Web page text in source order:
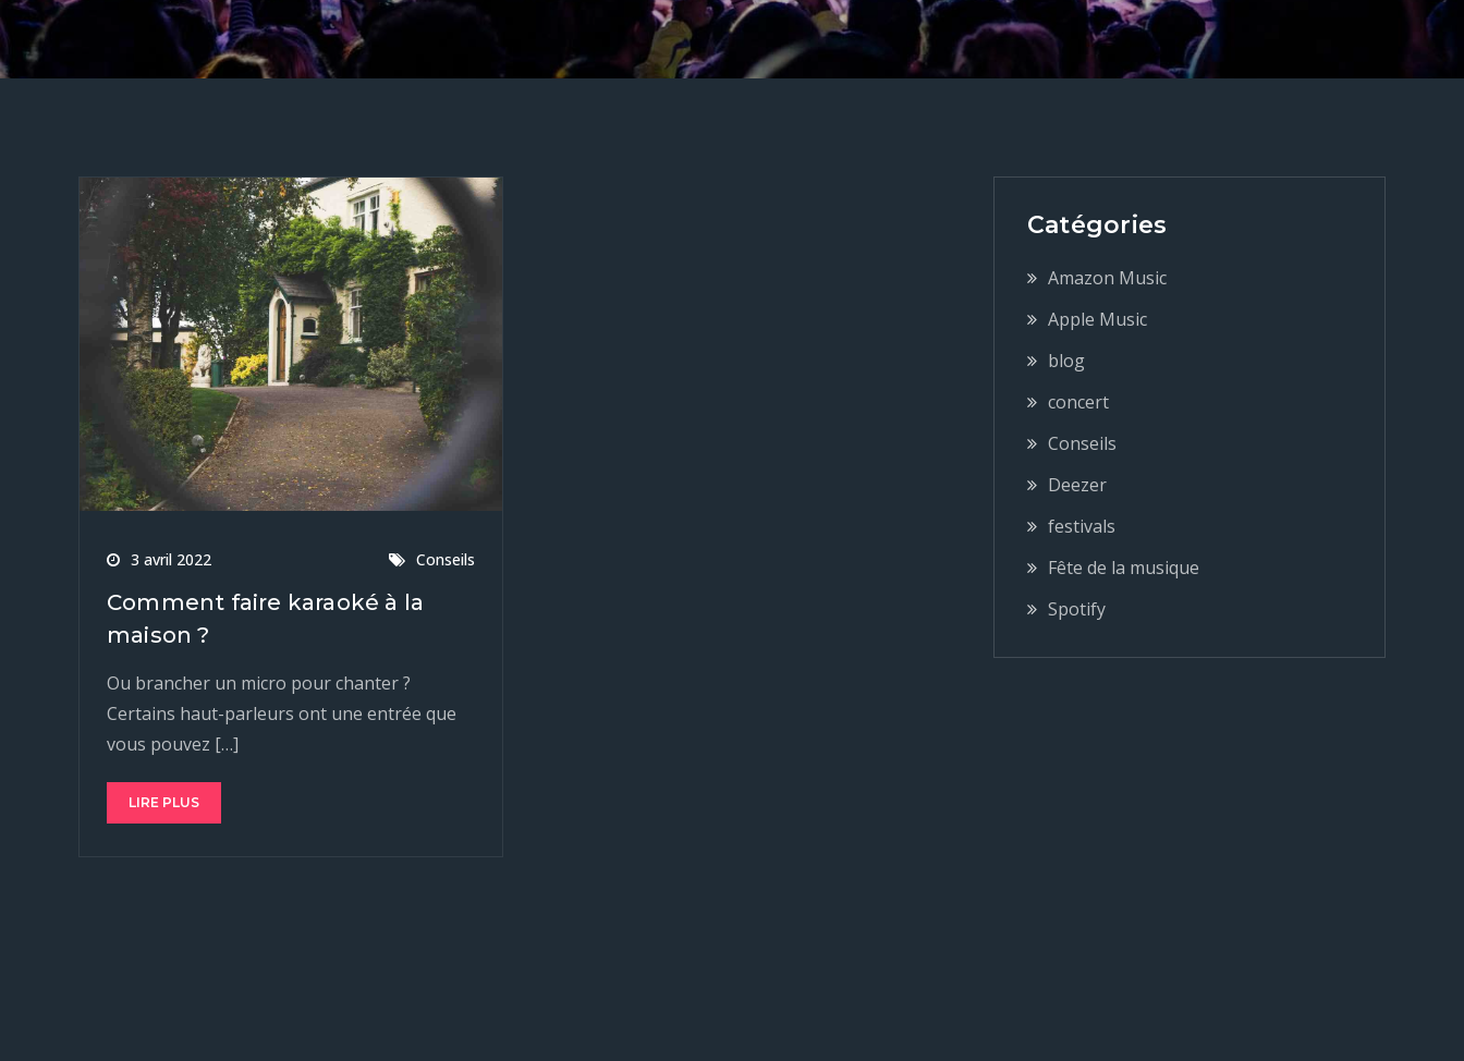
3 avril 2022 Conseils
Comment faire karaoké à la
maison ?
Ou brancher un micro pour chanter ?
Certains haut-parleurs ont une entrée que
vous pouvez […]
LIRE PLUS
Catégories
Amazon Music
Apple Music
blog
concert
Conseils
Deezer
festivals
Fête de la musique
Spotify